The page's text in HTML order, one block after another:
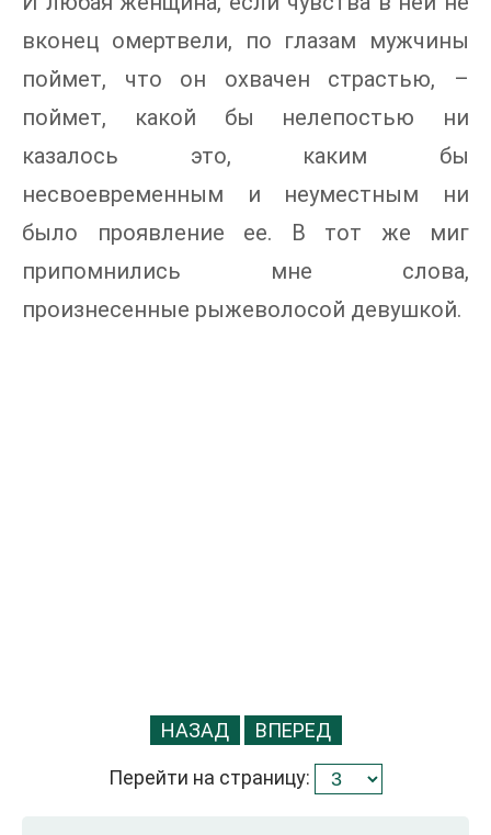
вконец омертвели, по глазам мужчины
поймет, что он охвачен страстью, –
поймет, какой бы нелепостью ни
казалось это, каким бы
несвоевременным и неуместным ни
было проявление ее. В тот же миг
припомнились мне слова,
произнесенные рыжеволосой девушкой.
НАЗАД ВПЕРЕД
Перейти на страницу: